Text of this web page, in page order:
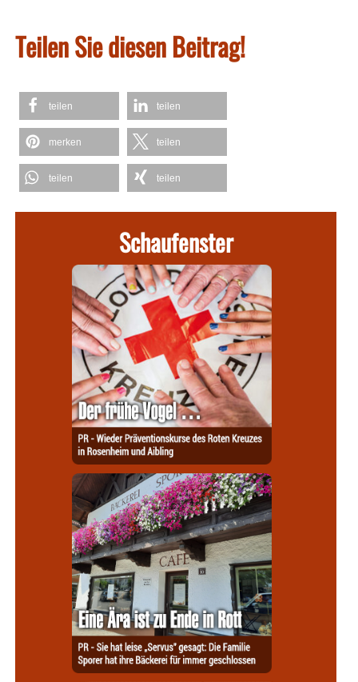
Teilen Sie diesen Beitrag!
teilen teilen
merken teilen
teilen teilen
Schaufenster